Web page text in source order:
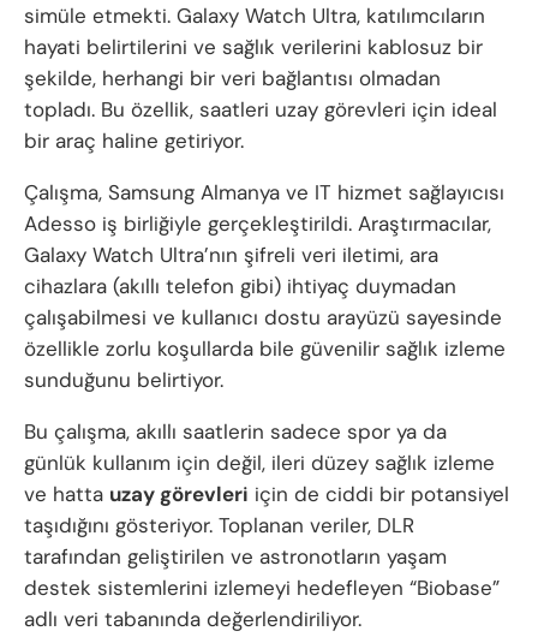
simüle etmekti. Galaxy Watch Ultra, katılımcıların
hayati belirtilerini ve sağlık verilerini kablosuz bir
şekilde, herhangi bir veri bağlantısı olmadan
topladı. Bu özellik, saatleri uzay görevleri için ideal
bir araç haline getiriyor.
Çalışma, Samsung Almanya ve IT hizmet sağlayıcısı
Adesso iş birliğiyle gerçekleştirildi. Araştırmacılar,
Galaxy Watch Ultra’nın şifreli veri iletimi, ara
cihazlara (akıllı telefon gibi) ihtiyaç duymadan
çalışabilmesi ve kullanıcı dostu arayüzü sayesinde
özellikle zorlu koşullarda bile güvenilir sağlık izleme
sunduğunu belirtiyor.
Bu çalışma, akıllı saatlerin sadece spor ya da
günlük kullanım için değil, ileri düzey sağlık izleme
ve hatta uzay görevleri için de ciddi bir potansiyel
taşıdığını gösteriyor. Toplanan veriler, DLR
tarafından geliştirilen ve astronotların yaşam
destek sistemlerini izlemeyi hedefleyen “Biobase”
adlı veri tabanında değerlendiriliyor.